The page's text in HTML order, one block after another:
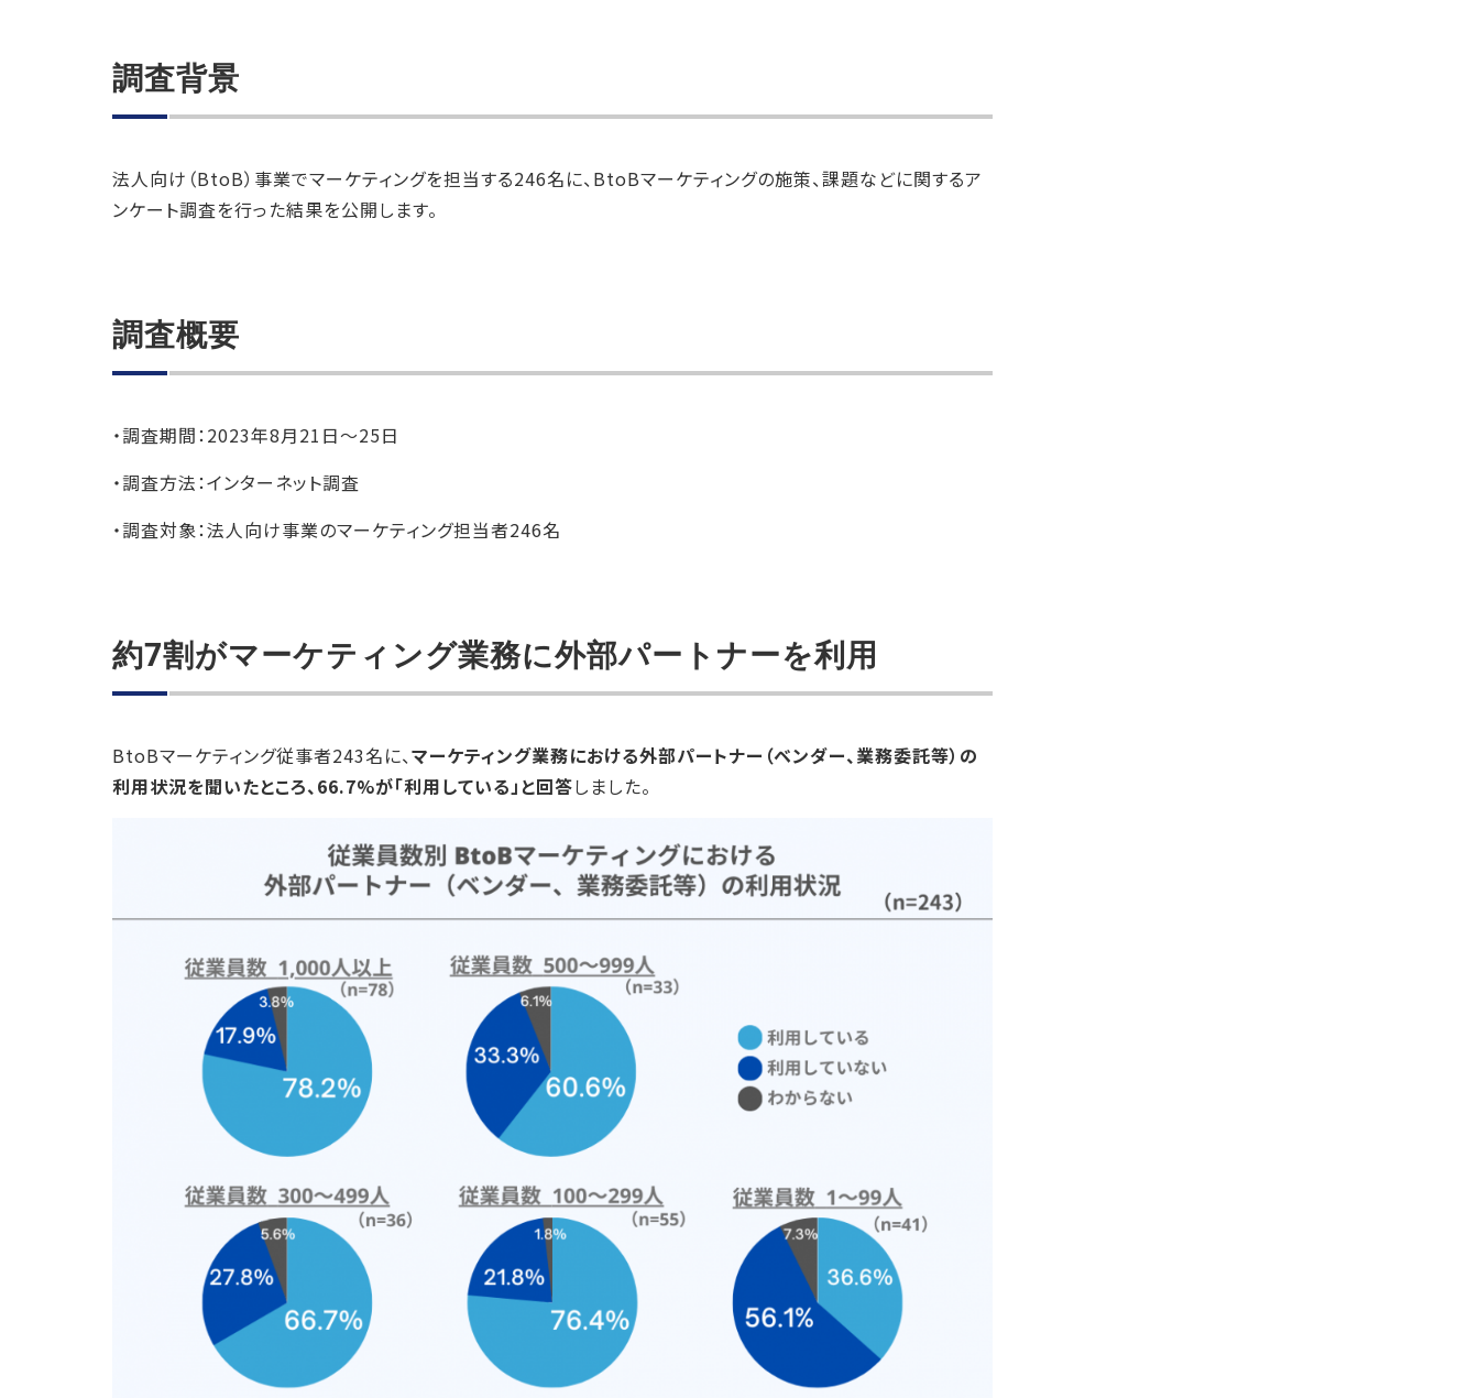
調査背景
法人向け（BtoB）事業でマーケティングを担当する246名に、BtoBマーケティングの施策、課題などに関するア
ンケート調査を行った結果を公開します。
調査概要
・調査期間：2023年8月21日～25日
・調査方法：インターネット調査
・調査対象：法人向け事業のマーケティング担当者246名
約7割がマーケティング業務に外部パートナーを利用
BtoBマーケティング従事者243名に、マーケティング業務における外部パートナー（ベンダー、業務委託等）の
利用状況を聞いたところ、66.7%が「利用している」と回答しました。